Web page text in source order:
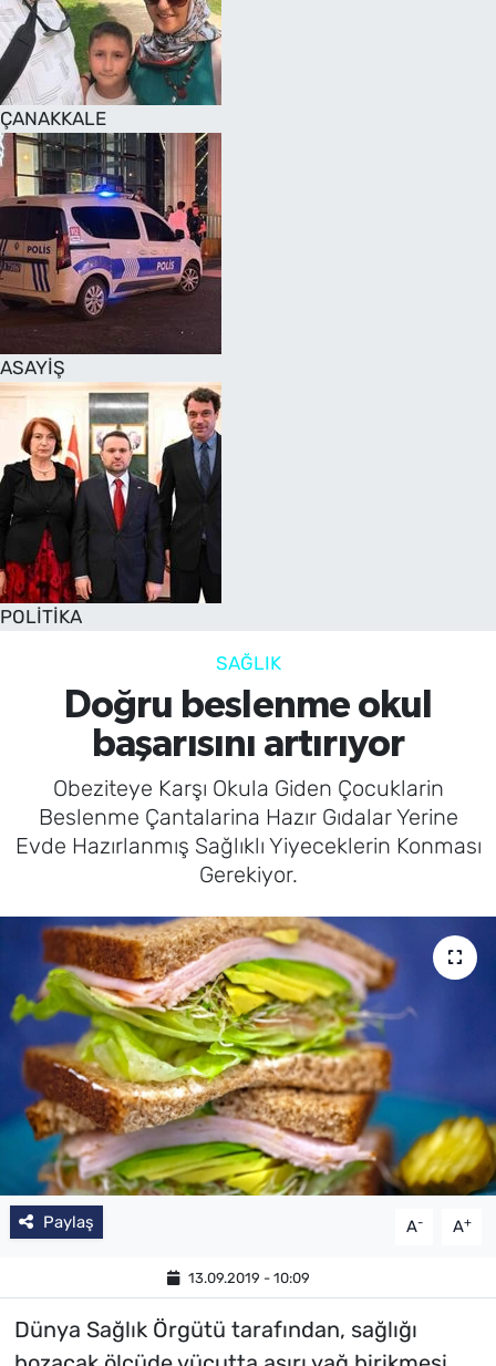
ÇANAKKALE
ASAYİŞ
POLİTİKA
SAĞLIK
Doğru beslenme okul
başarısını artırıyor
Obeziteye Karşı Okula Giden Çocuklarin
Beslenme Çantalarina Hazır Gıdalar Yerine
Evde Hazırlanmış Sağlıklı Yiyeceklerin Konması
Gerekiyor.
Paylaş A- A+
13.09.2019 - 10:09
Dünya Sağlık Örgütü tarafından, sağlığı
SAĞLIK
TV REHBERİ